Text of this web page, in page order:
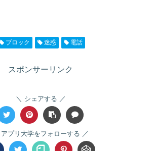
ブロック 迷惑 電話
スポンサーリンク
シェアする
アプリ大学をフォローする